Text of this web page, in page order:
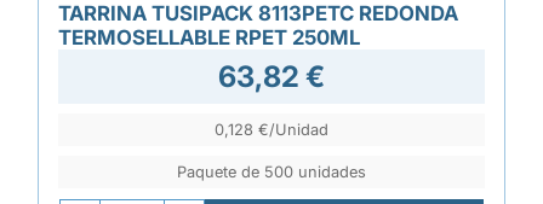
TARRINA TUSIPACK 8113PETC REDONDA
TERMOSELLABLE RPET 250ML
63,82 €
0,128 €/Unidad
Paquete de 500 unidades